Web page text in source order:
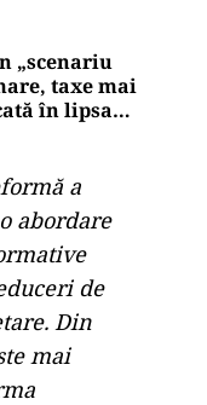
„scenariu
taxe mai
în lipsa
a
abordare
de
Din
mai